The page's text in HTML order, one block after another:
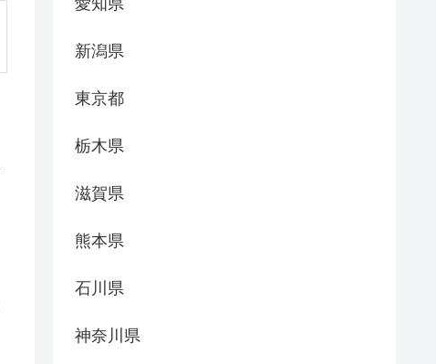
愛知県
新潟県
東京都
栃木県
滋賀県
熊本県
石川県
神奈川県